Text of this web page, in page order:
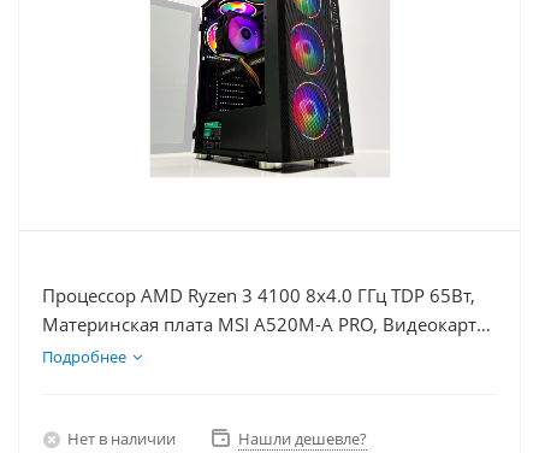
Процессор AMD Ryzen 3 4100 8x4.0 ГГц TDP 65Вт,
Материнская плата MSI A520M-A PRO, Видеокарта
RTX 4060Ti 8Гб, Память DDR4 16Gb, Диски SSD
Подробнее
Нет в наличии Нашли дешевле?